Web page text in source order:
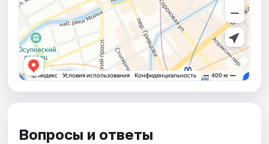
Вопросы и ответы